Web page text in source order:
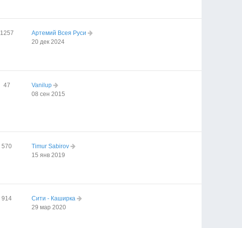
1257
Артемий Всея Руси
20 дек 2024
47
Vanilup
08 сен 2015
570
Timur Sabirov
15 янв 2019
914
Сити - Каширка
29 мар 2020